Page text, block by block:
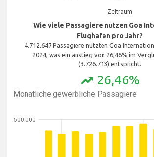
Zeitraum
Wie viele Passagiere nutzen Goa
Flughafen pro Jahr?
4.712.647 Passagiere nutzten Goa
2024, was ein anstieg von 26,46% im
(3.726.713) entspricht.
trending_up 26,46%
Monatliche gewerbliche Passagiere
500.000